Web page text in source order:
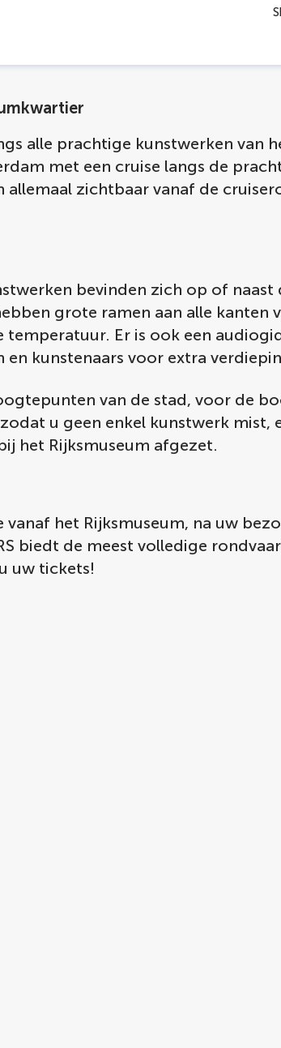
alle prachtige kunstwerken van
met een cruise langs de
zichtbaar vanaf de
bevinden zich op of naast
grote ramen aan alle kanten
Er is ook een
kunstenaars voor extra
van de stad, voor de
u geen enkel kunstwerk mist,
het Rijksmuseum afgezet.
het Rijksmuseum, na uw
biedt de meest volledige
uw tickets!